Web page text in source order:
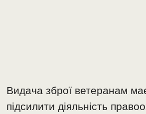
Видача зброї ветеранам
підсилити діяльність